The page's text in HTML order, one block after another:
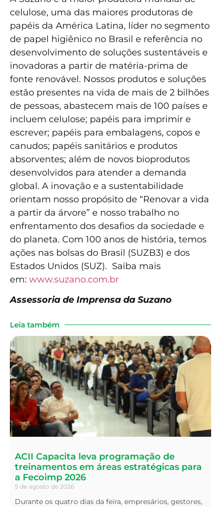
celulose, uma das maiores produtoras de
papéis da América Latina, líder no segmento
de papel higiênico no Brasil e referência no
desenvolvimento de soluções sustentáveis e
inovadoras a partir de matéria-prima de
fonte renovável. Nossos produtos e soluções
estão presentes na vida de mais de 2 bilhões
de pessoas, abastecem mais de 100 países e
incluem celulose; papéis para imprimir e
escrever; papéis para embalagens, copos e
canudos; papéis sanitários e produtos
absorventes; além de novos bioprodutos
desenvolvidos para atender a demanda
global. A inovação e a sustentabilidade
orientam nosso propósito de “Renovar a vida
a partir da árvore” e nosso trabalho no
enfrentamento dos desafios da sociedade e
do planeta. Com 100 anos de história, temos
ações nas bolsas do Brasil (SUZB3) e dos
Estados Unidos (SUZ). Saiba mais
em: www.suzano.com.br
Assessoria de Imprensa da Suzano
Leia também
ACII Capacita leva programação de
treinamentos em áreas estratégicas para
a Fecoimp 2026
5 de agosto de 2026
Durante os quatro dias da feira, empresários, gestores,